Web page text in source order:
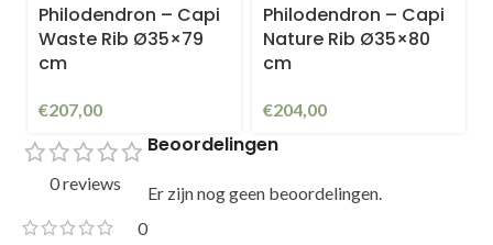
Philodendron – Capi
Waste Rib Ø35×79
cm
€207,00
Philodendron – Capi
Nature Rib Ø35×80
cm
€204,00
0 reviews
0
Beoordelingen
Er zijn nog geen beoordelingen.